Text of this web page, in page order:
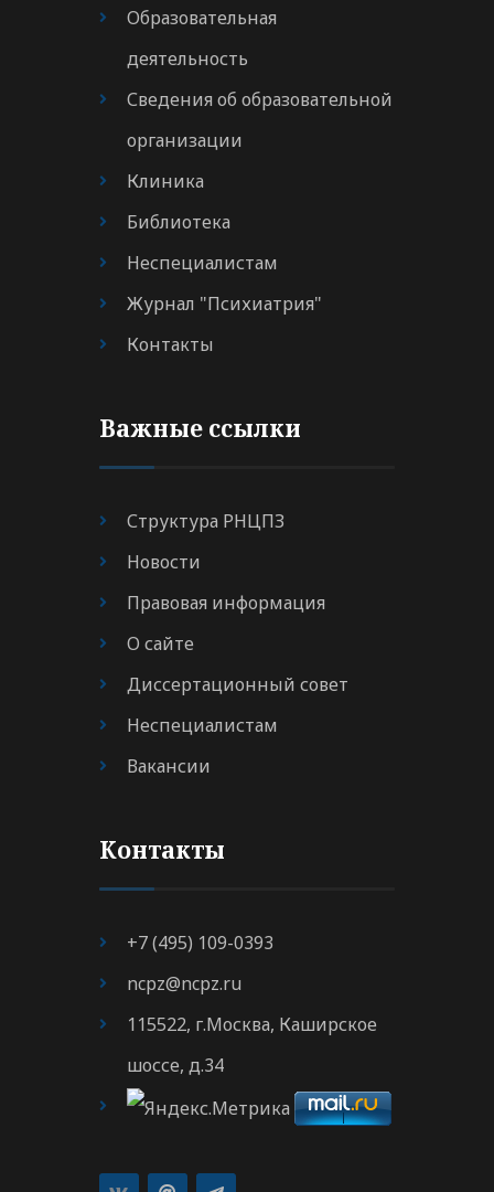
Образовательная
деятельность
Сведения об образовательной
организации
Клиника
Библиотека
Неспециалистам
Журнал "Психиатрия"
Контакты
Важные ссылки
Структура РНЦПЗ
Новости
Правовая информация
О сайте
Диссертационный совет
Неспециалистам
Вакансии
Контакты
+7 (495) 109-0393
ncpz@ncpz.ru
115522, г.Москва, Каширское
шоссе, д.34